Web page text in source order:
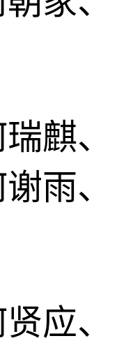
麒、
雨、
应、